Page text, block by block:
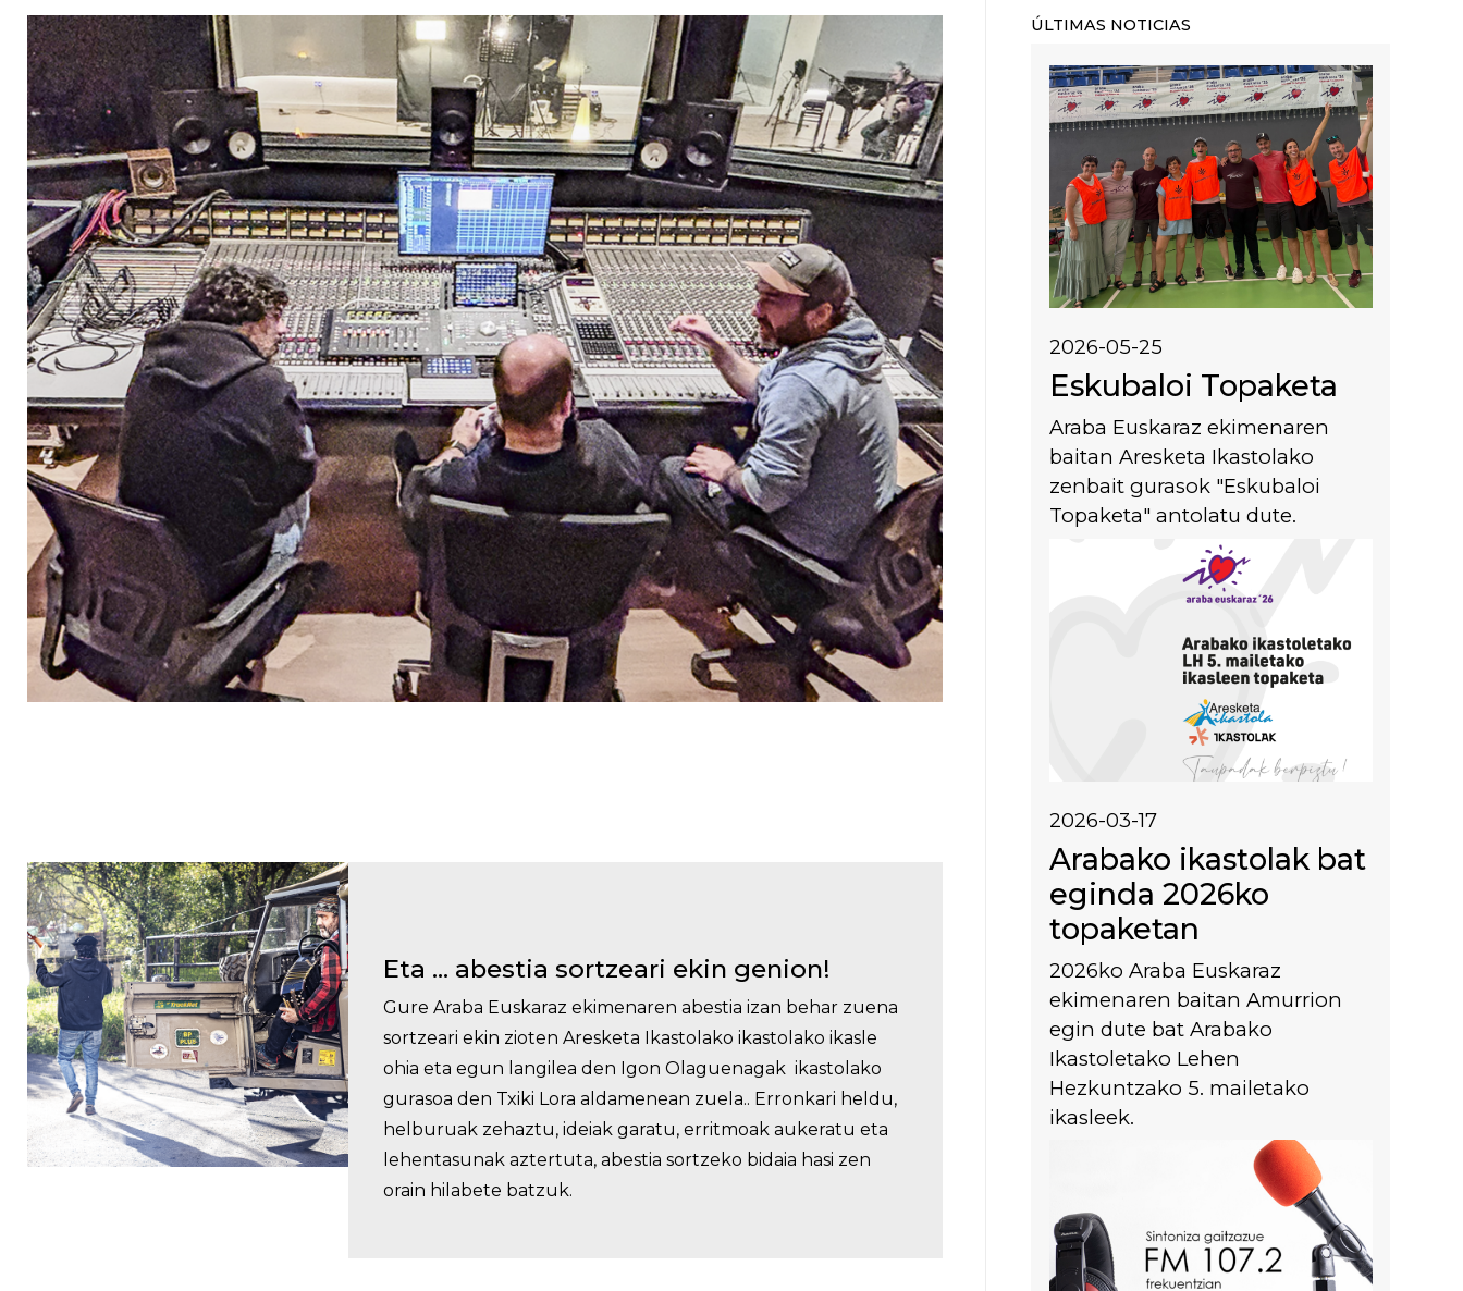
Irudia
Eta ... abestia sortzeari ekin genion!
Gure Araba Euskaraz ekimenaren abestia izan behar zuena
sortzeari ekin zioten Aresketa Ikastolako ikastolako ikasle
ohia eta egun langilea den Igon Olaguenagak ikastolako
gurasoa den Txiki Lora aldamenean zuela.. Erronkari heldu,
helburuak zehaztu, ideiak garatu, erritmoak aukeratu eta
lehentasunak aztertuta, abestia sortzeko bidaia hasi zen
orain hilabete batzuk.
ÚLTIMAS NOTICIAS
Irudia
2026-05-25
Eskubaloi Topaketa
Araba Euskaraz ekimenaren
baitan Aresketa Ikastolako
zenbait gurasok "Eskubaloi
Topaketa" antolatu dute.
2026-03-17
Arabako ikastolak bat
eginda 2026ko
topaketan
2026ko Araba Euskaraz
ekimenaren baitan Amurrion
egin dute bat Arabako
Ikastoletako Lehen
Hezkuntzako 5. mailetako
ikasleek.